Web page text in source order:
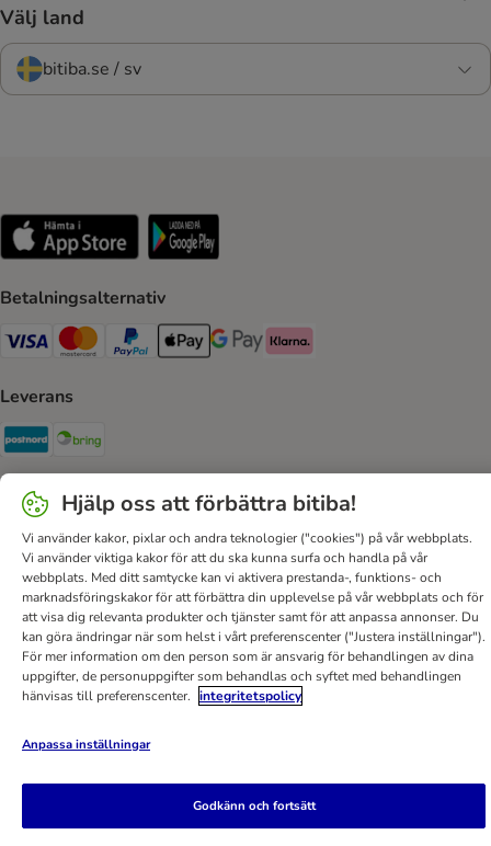
Välj land
bitiba.se / sv
Betalningsalternativ
VISA Payment Method
Mastercard Payment Method
Paypal Payment Method
Apple Pay Payment Method
Google Pay Payment Method
Klarna Payment Method
Leverans
Postnord Shipping Method
Säker betalning
Security
Hjälp Kontakt Villkor Om företaget
DSA
Sekretesspolicy & Dataskydd
Fraktkostnad & leveranstid
Betalningssätt
Ångerblankett Tillgänglighetspolicy
bitiba GmbH 2026
Hjälp oss att förbättra bitiba!
Vi använder kakor, pixlar och andra teknologier ("cookies") på vår webbplats.
Vi använder viktiga kakor för att du ska kunna surfa och handla på vår
webbplats. Med ditt samtycke kan vi aktivera prestanda-, funktions- och
marknadsföringskakor för att förbättra din upplevelse på vår webbplats och för
att visa dig relevanta produkter och tjänster samt för att anpassa annonser. Du
kan göra ändringar när som helst i vårt preferenscenter ("Justera inställningar").
För mer information om den person som är ansvarig för behandlingen av dina
uppgifter, de personuppgifter som behandlas och syftet med behandlingen
hänvisas till preferenscenter. integritetspolicy
Anpassa inställningar
Godkänn och fortsätt